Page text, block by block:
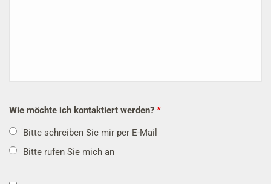
Wie möchte ich kontaktiert werden? *
Bitte schreiben Sie mir per E-Mail
Bitte rufen Sie mich an